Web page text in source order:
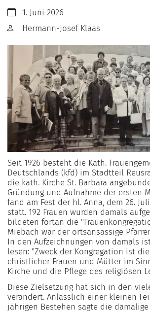
Datum:1. Juni 2026
Von: Hermann-Josef Klaas
Seit 1926 besteht die Kath.
Deutschlands (kfd) im Stadtteil
die kath. Kirche St. Barbara
Gründung und Aufnahme der ersten
fand am Fest der hl. Anna, dem 26.
statt. 192 Frauen wurden damals
bildeten fortan die
Miebach war der ortsansässige
In den Aufzeichnungen von damals
lesen: "Zweck der Kongregation ist
christlicher Frauen und Mütter im
Kirche und die Pflege des religiösen
Diese Zielsetzung hat sich in den
verändert. Anlässlich einer kleinen
jährigen Bestehen sagte die